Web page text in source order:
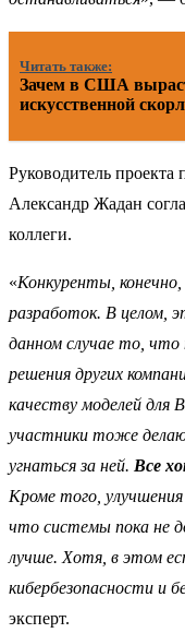
Читать также:
Зачем в США
искусственной
Руководитель проекта
Александр Жадан
коллеги.
«Конкуренты,
разработок. В целом,
данном случае то, что
решения других
качеству моделей для
участники тоже
угнаться за ней. Все
Кроме того,
что системы пока не
лучше. Хотя, в этом
кибербезопасности и
эксперт.